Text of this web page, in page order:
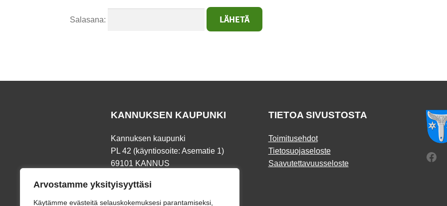
Arvostamme yksityisyyttäsi
Käytämme evästeitä selauskokemuksesi parantamiseksi,
Salasana:
KANNUKSEN KAUPUNKI
Kannuksen kaupunki
PL 42 (käyntiosoite: Asematie 1)
69101 KANNUS
Puh.06 8745 111
Fax. 06 873 191
TIETOA SIVUSTOSTA
Toimitusehdot
Tietosuojaseloste
Saavutettavuusseloste